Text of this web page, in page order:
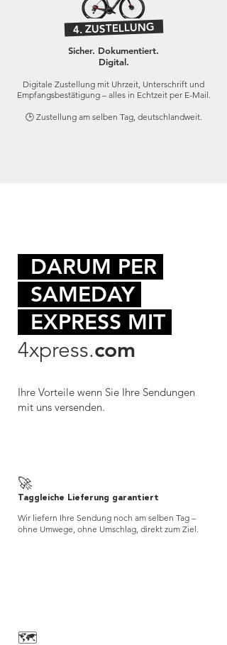
4. ZUSTELLUNG
Sicher. Dokumentiert.
Digital.
Digitale Zustellung mit Uhrzeit, Unterschrift und
Empfangsbestätigung – alles in Echtzeit per E-Mail.
🕒 Zustellung am selben Tag, deutschlandweit.
DARUM PER
SAMEDAY
EXPRESS MIT
4xpress.com
Ihre Vorteile wenn Sie Ihre Sendungen
mit uns versenden.
🚀
Taggleiche Lieferung garantiert
Wir liefern Ihre Sendung noch am selben Tag –
ohne Umwege, ohne Umschlag, direkt zum Ziel.
🗺️